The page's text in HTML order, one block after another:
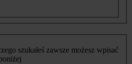
szukałeś zawsze możesz wpisać